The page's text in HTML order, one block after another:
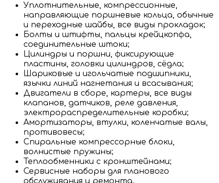
Уплотнительные, компрессионные,
направляющие поршневые кольца, обычные
и переходные шайбы, все виды прокладок;
Болты и штифты, пальцы крейцкопфа,
соединительные штоки;
Цилиндры и поршни, фиксирующие
пластины, головки цилиндров, сёдла;
Шариковые и игольчатые подшипники,
язычки линий нагнетания и всасывания;
Двигатели в сборе, картеры, все виды
клапанов, датчиков, реле давления,
электрораспределительные коробки;
Амортизаторы, втулки, коленчатые валы,
противовесы;
Спиральные компрессорные блоки,
волнистые пружины;
Теплообменники с кронштейнами;
Сервисные наборы для планового
обслуживания и ремонта.